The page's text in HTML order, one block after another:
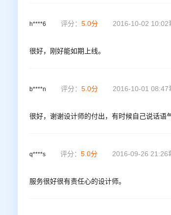
h****6 评分： 5.0分 2016-10-02 10:02
很好，刚好能如期上线。
b****n 评分： 5.0分 2016-10-01 08:47
很好，谢谢设计师的付出，有时候自己说话语
q****s 评分： 5.0分 2016-09-26 21:26
服务很好很有责任心的设计师。